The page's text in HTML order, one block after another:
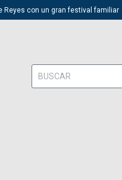
con un gran festival familiar
Buscar: